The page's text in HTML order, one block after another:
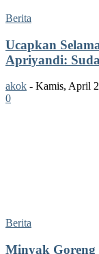
Berita
Ucapkan
Apriyandi:
akok - Kamis, April
0
Berita
Minyak